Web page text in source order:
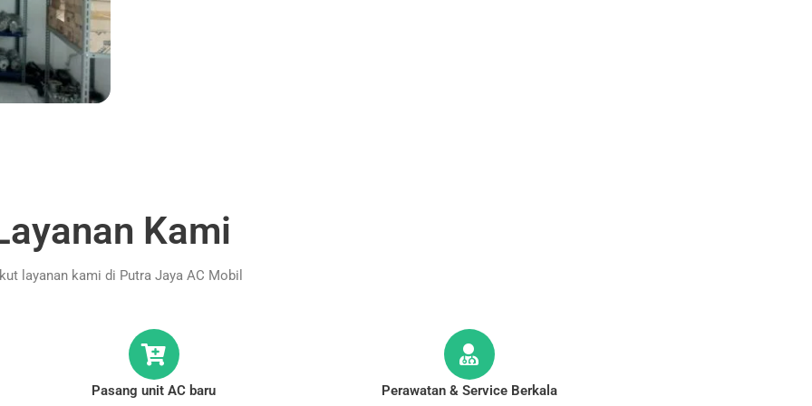
Kami
layanan kami di Putra Jaya AC Mobil
Pasang unit AC baru Perawatan & Service Berkala